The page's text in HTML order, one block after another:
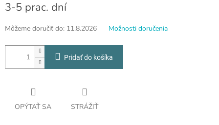
cena:
3-5 prac. dní
Môžeme doručiť do: 11.8.2026 Možnosti doručenia
Pridať do košíka
OPÝTAŤ SA STRÁŽIŤ